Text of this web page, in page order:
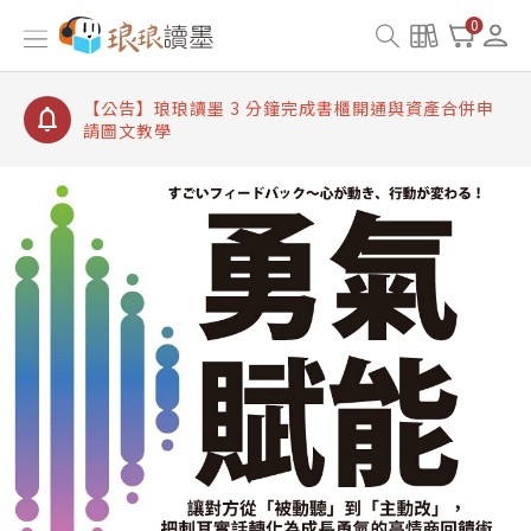
0
【公告】琅琅讀墨書櫃開通常見問題
【公告】琅琅讀墨 3 分鐘完成書櫃開通與資產合併申
【公告】琅琅書店服務升級重要說明及資產合併結果
查詢